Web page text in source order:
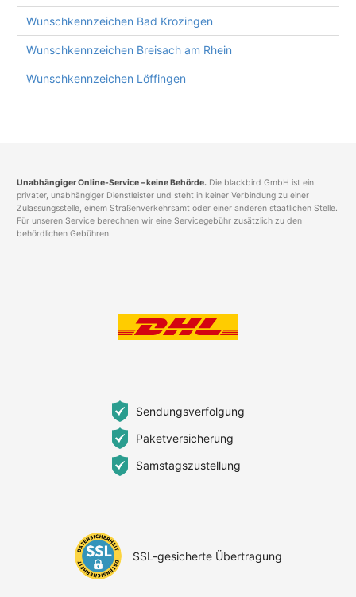
Wunschkennzeichen Bad Krozingen
Wunschkennzeichen Breisach am Rhein
Wunschkennzeichen Löffingen
Unabhängiger Online-Service – keine Behörde. Die blackbird GmbH ist ein
privater, unabhängiger Dienstleister und steht in keiner Verbindung zu einer
Zulassungsstelle, einem Straßenverkehrsamt oder einer anderen staatlichen Stelle.
Für unseren Service berechnen wir eine Servicegebühr zusätzlich zu den
behördlichen Gebühren.
Sendungsverfolgung
Paketversicherung
Samstagszustellung
SSL-gesicherte Übertragung